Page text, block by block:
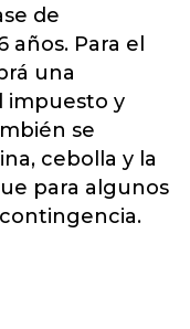
de
años. Para el
una
impuesto y
se
cebolla y la
para algunos